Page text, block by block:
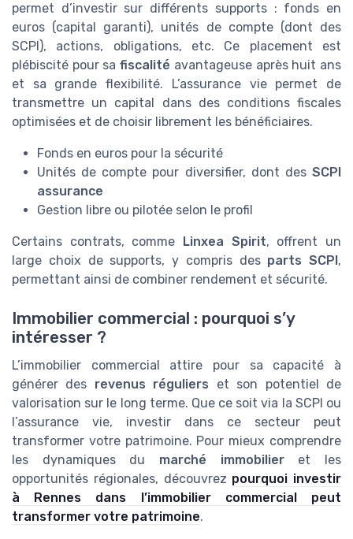
permet d’investir sur différents supports : fonds en
euros (capital garanti), unités de compte (dont des
SCPI), actions, obligations, etc. Ce placement est
plébiscité pour safiscalité avantageuse après huit ans
et sa grande flexibilité. L’assurance vie permet de
transmettre un capital dans des conditions fiscales
optimisées et de choisir librement les bénéficiaires.
Fonds en euros pour la sécurité
Unités de compte pour diversifier, dont des SCPI
assurance
Gestion libre ou pilotée selon le profil
Certains contrats, comme Linxea Spirit, offrent un
large choix de supports, y compris des parts SCPI ,
permettant ainsi de combiner rendement et sécurité.
Immobilier commercial : pourquoi s’y
intéresser ?
L’immobilier commercial attire pour sa capacité à
générer des revenus réguliers et son potentiel de
valorisation sur le long terme. Que ce soit via la SCPI ou
l’assurance vie, investir dans ce secteur peut
transformer votre patrimoine. Pour mieux comprendre
les dynamiques du marché immobilieret les
opportunités régionales, découvrez pourquoi investir
à Rennes dans l’immobilier commercial peut
transformer votre patrimoine.